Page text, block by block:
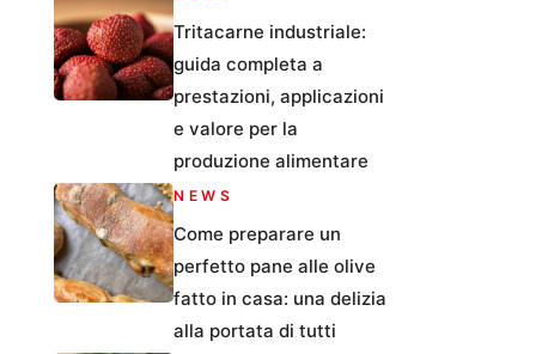
Tritacarne industriale:
guida completa a
prestazioni, applicazioni
e valore per la
produzione alimentare
NEWS
Come preparare un
perfetto pane alle olive
fatto in casa: una delizia
alla portata di tutti